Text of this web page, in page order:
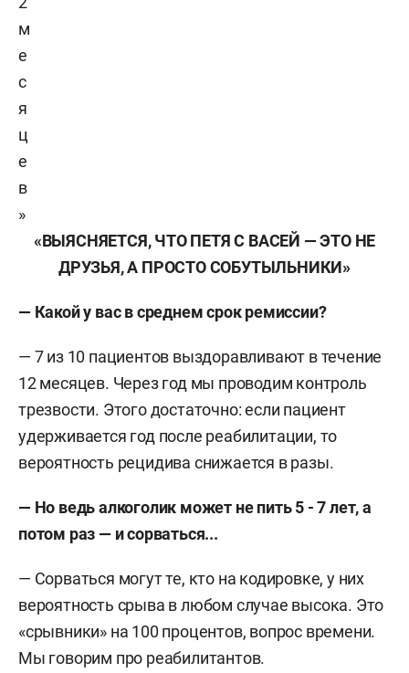
м
е
с
я
ц
е
в
»
«ВЫЯСНЯЕТСЯ, ЧТО ПЕТЯ С ВАСЕЙ — ЭТО НЕ
ДРУЗЬЯ, А ПРОСТО СОБУТЫЛЬНИКИ»
— Какой у вас в среднем срок ремиссии?
— 7 из 10 пациентов выздоравливают в течение
12 месяцев. Через год мы проводим контроль
трезвости. Этого достаточно: если пациент
удерживается год после реабилитации, то
вероятность рецидива снижается в разы.
— Но ведь алкоголик может не пить 5 - 7 лет, а
потом раз — и сорваться...
— Сорваться могут те, кто на кодировке, у них
вероятность срыва в любом случае высока. Это
«срывники» на 100 процентов, вопрос времени.
Мы говорим про реабилитантов.